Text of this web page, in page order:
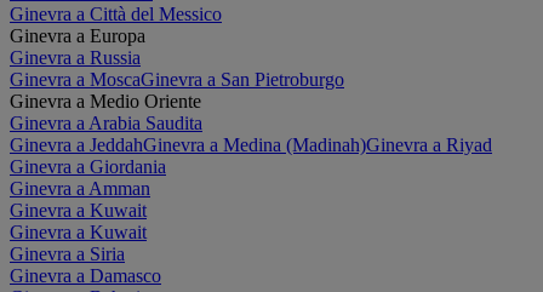
Ginevra a Città del Messico
Ginevra a Europa
Ginevra a Russia
Ginevra a MoscaGinevra a San Pietroburgo
Ginevra a Medio Oriente
Ginevra a Arabia Saudita
Ginevra a JeddahGinevra a Medina (Madinah)Ginevra a Riyad
Ginevra a Giordania
Ginevra a Amman
Ginevra a Kuwait
Ginevra a Kuwait
Ginevra a Siria
Ginevra a Damasco